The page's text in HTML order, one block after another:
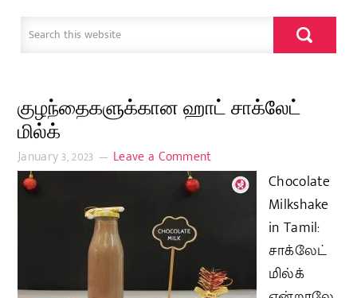
குழந்தைகளுக்கான ஹாட் சாக்லேட்
மில்க்
January 3, 2023 Leave a Comment
Chocolate
Milkshake
in Tamil:
சாக்லேட்
மில்க்